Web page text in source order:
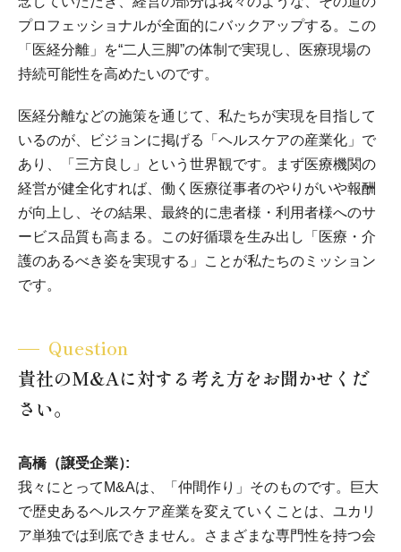
プロフェッショナルが全面的にバックアップする。この
「医経分離」を“二人三脚”の体制で実現し、医療現場の
持続可能性を高めたいのです。
医経分離などの施策を通じて、私たちが実現を目指して
いるのが、ビジョンに掲げる「ヘルスケアの産業化」で
あり、「三方良し」という世界観です。まず医療機関の
経営が健全化すれば、働く医療従事者のやりがいや報酬
が向上し、その結果、最終的に患者様・利用者様へのサ
ービス品質も高まる。この好循環を生み出し「医療・介
護のあるべき姿を実現する」ことが私たちのミッション
です。
Question
貴社のM&Aに対する考え方をお聞かせくだ
さい。
高橋（譲受企業）
我々にとってM&Aは、「仲間作り」そのものです。巨大
で歴史あるヘルスケア産業を変えていくことは、ユカリ
ア単独では到底できません。さまざまな専門性を持つ会